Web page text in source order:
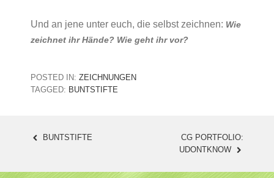
Und an jene unter euch, die selbst zeichnen: Wie
zeichnet ihr Hände? Wie geht ihr vor?
POSTED IN: ZEICHNUNGEN
TAGGED: BUNTSTIFTE
POST
NAVIGATION
BUNTSTIFTE
CG PORTFOLIO:
UDONTKNOW